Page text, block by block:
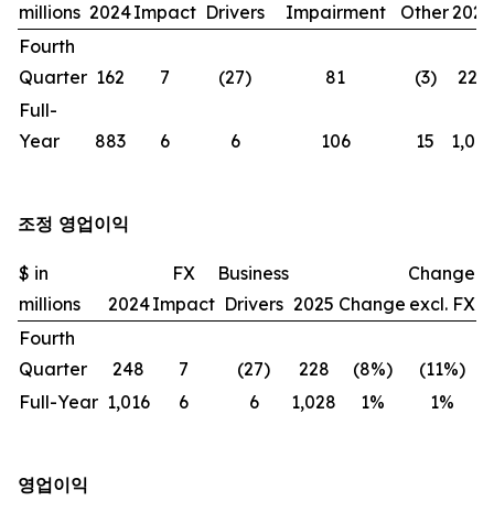
millions 2024Impact Drivers Impairment Other2025
Fourth
Quarter 162 7 (27) 81 (3)
220
Full-
Year
883 6 6 106 15 1,016
조정 영업이익
$ in
millions
2024
FX
Impact
Business
Drivers 2025 Change
Change
excl. FX
Fourth
Quarter
248 7 (27) 228 (8%)
(11%)
Full-Year 1,016 6 6 1,028 1% 1%
영업이익